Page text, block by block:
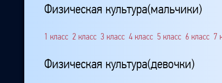
Физическая культура(мальчики)
1 класс 2 класс 3 класс 4 класс 5 класс 6 класс 7
Физическая культура(девочки)